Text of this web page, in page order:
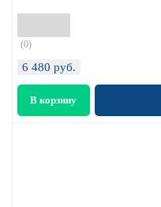
(0)
6 480 руб.